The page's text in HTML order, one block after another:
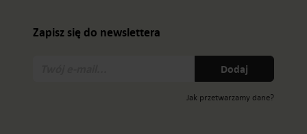
Zapisz się do newslettera
Dodaj
Jak przetwarzamy dane?